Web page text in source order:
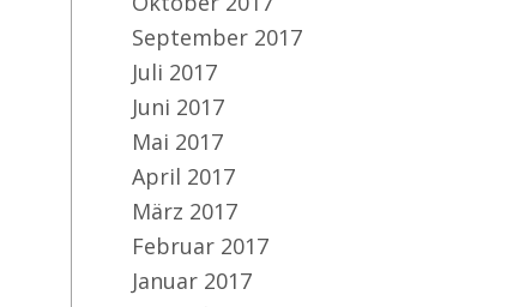
September 2017
Juli 2017
Juni 2017
Mai 2017
April 2017
März 2017
Februar 2017
Januar 2017